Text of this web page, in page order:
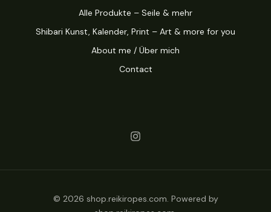
Alle Produkte – Seile & mehr
Shibari Kunst, Kalender, Print – Art & more for you
About me / Über mich
Contact
© 2026 shop.reikiropes.com. Powered by